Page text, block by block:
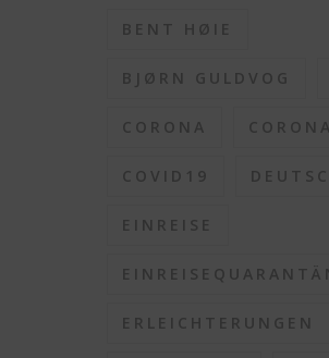
BENT HØIE
BJØRN GULDVOG
CORONA
COVID19
EINREISE
ERLEICHTERUNGEN